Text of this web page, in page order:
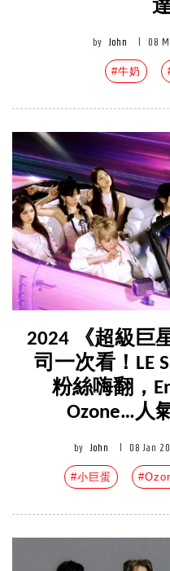
by John 08
#牛奶
2024 《超級巨
司一次看！LE
粉絲嗨翻，
Ozone…人
by John 08 Jan
#小巨蛋